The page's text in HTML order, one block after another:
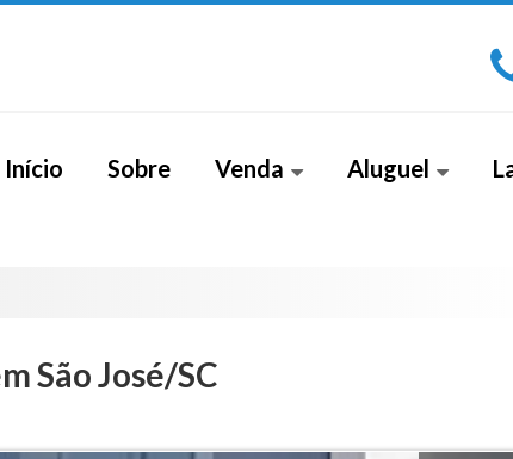
Início Sobre Venda
Casa (26)
Aluguel
São José/SC